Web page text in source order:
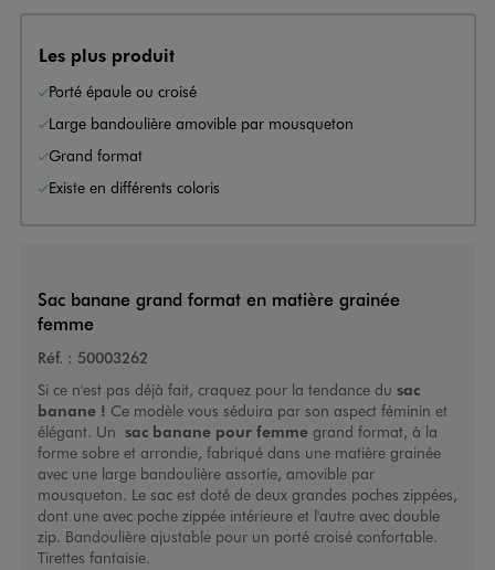
Les plus produit
Porté épaule ou croisé
Large bandoulière amovible par mousqueton
Grand format
Existe en différents coloris
Sac banane grand format en matière grainée
femme
Réf. : 50003262
Si ce n'est pas déjà fait, craquez pour la tendance du sac
banane ! Ce modèle vous séduira par son aspect féminin et
élégant. Un sac banane pour femmegrand format, à la
forme sobre et arrondie, fabriqué dans une matière grainée
avec une large bandoulière assortie, amovible par
mousqueton. Le sac est doté de deux grandes poches zippées,
dont une avec poche zippée intérieure et l'autre avec double
zip. Bandoulière ajustable pour un porté croisé confortable.
Tirettes fantaisie.